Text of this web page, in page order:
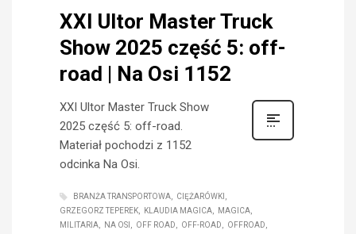
XXI Ultor Master Truck
Show 2025 część 5: off-
road | Na Osi 1152
XXI Ultor Master Truck Show
2025 część 5: off-road.
Materiał pochodzi z 1152
odcinka Na Osi.
BRANŻA TRANSPORTOWA
CIĘŻARÓWKI
GRZEGORZ TEPEREK
KLAUDIA MAGICA
MAGICA
MILITARIA
NA OSI OFF ROAD OFF-ROAD
OFFROAD